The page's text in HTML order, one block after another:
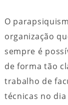
O
organização
sempre é
de forma tão
trabalho de
técnicas no